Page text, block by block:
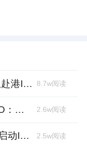
三年离职7341人，汉得信息赴港IPO前欠缴社保1.55亿元 8.7w阅读
长鑫科技参投神州半导体IPO：朱培文、陈觉晓变现2.6亿，董秘和保荐人有旧 2.6w阅读
超微细漆包线龙头松田科技启动IPO：东方证券辅导，君联资本加持 2.5w阅读